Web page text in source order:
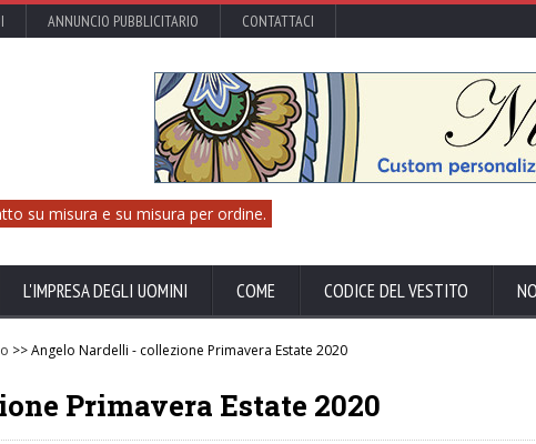
ANNUNCIO PUBBLICITARIO CONTATTACI
su misura e su misura per ordine.
L'IMPRESA DEGLI UOMINI COME CODICE DEL VESTITO
>> Angelo Nardelli - collezione Primavera Estate 2020
Primavera Estate 2020